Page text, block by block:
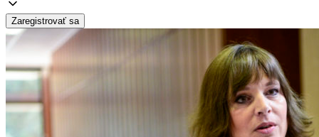
Zaregistrovať sa